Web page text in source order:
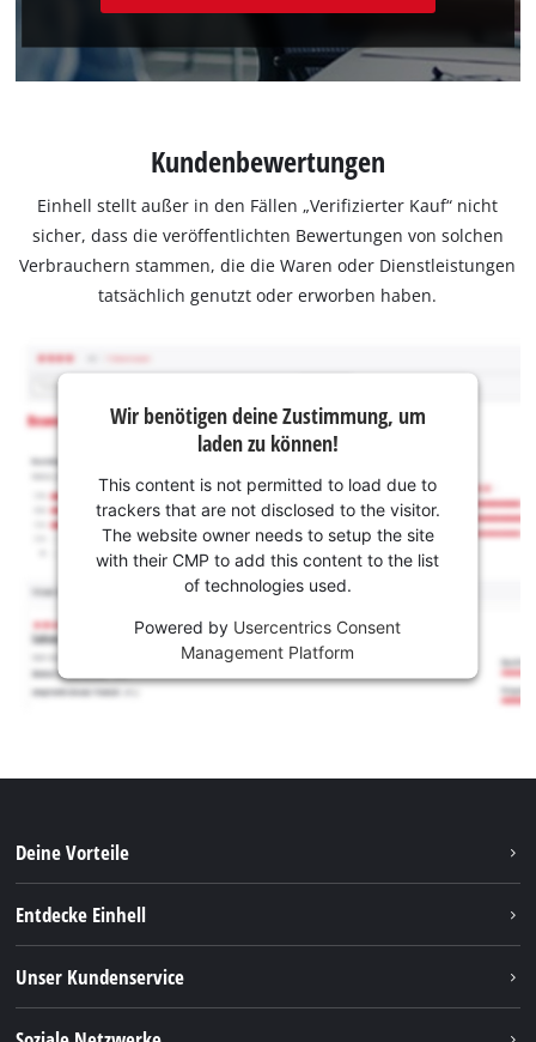
Kundenbewertungen
Einhell stellt außer in den Fällen „Verifizierter Kauf“ nicht
sicher, dass die veröffentlichten Bewertungen von solchen
Verbrauchern stammen, die die Waren oder Dienstleistungen
tatsächlich genutzt oder erworben haben.
Wir benötigen deine Zustimmung, um
laden zu können!
This content is not permitted to load due to
trackers that are not disclosed to the visitor.
The website owner needs to setup the site
with their CMP to add this content to the list
of technologies used.
Powered by Usercentrics Consent
Management Platform
Deine Vorteile
Entdecke Einhell
Unser Kundenservice